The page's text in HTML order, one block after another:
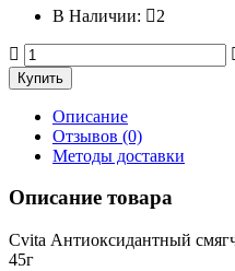
В Наличии:
2
Описание
Отзывов (0)
Методы доставки
Описание товара
Cvita Антиоксидантный
45г